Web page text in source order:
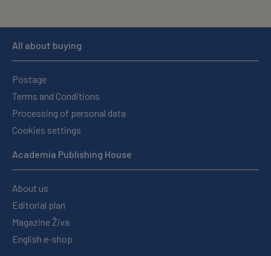
All about buying
Postage
Terms and Conditions
Processing of personal data
Cookies settings
Academia Publishing House
About us
Editorial plan
Magazine Živa
English e-shop